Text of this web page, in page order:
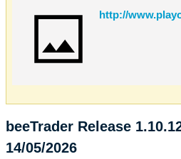
beeTrader Release
14/05/2026